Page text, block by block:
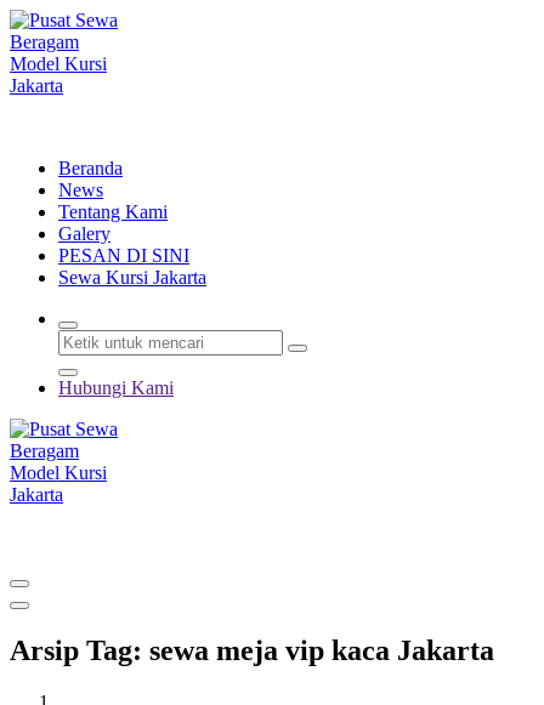
Lewati
ke
konten
Beranda
News
Tentang Kami
Galery
PESAN DI SINI
Sewa Kursi Jakarta
Hubungi Kami
Arsip Tag: sewa meja vip kaca Jakarta